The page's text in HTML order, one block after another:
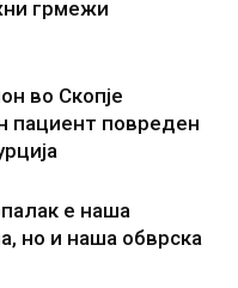
грмежи
во Скопје
пациент повреден
е наша
но и наша обврска